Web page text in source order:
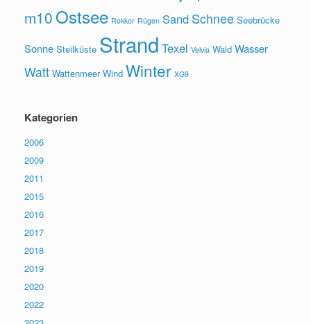
m10 Ostsee Rokkor Rügen Sand Schnee Seebrücke
Sonne Steilküste Strand Texel Velvia Wald Wasser
Watt Wattenmeer Wind Winter XG9
Kategorien
2006
2009
2011
2015
2016
2017
2018
2019
2020
2022